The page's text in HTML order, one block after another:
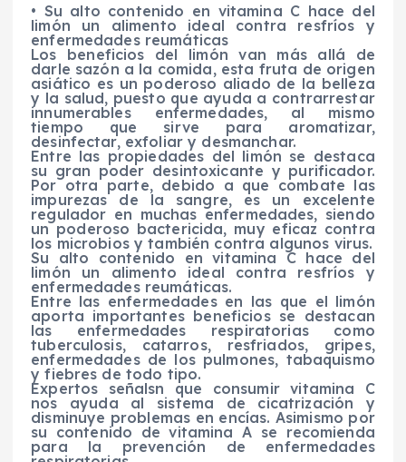
• Su alto contenido en vitamina C hace del
limón un alimento ideal contra resfríos y
enfermedades reumáticas
Los beneficios del limón van más allá de
darle sazón a la comida, esta fruta de origen
asiático es un poderoso aliado de la belleza
y la salud, puesto que ayuda a contrarrestar
innumerables enfermedades, al mismo
tiempo que sirve para aromatizar,
desinfectar, exfoliar y desmanchar.
Entre las propiedades del limón se destaca
su gran poder desintoxicante y purificador.
Por otra parte, debido a que combate las
impurezas de la sangre, es un excelente
regulador en muchas enfermedades, siendo
un poderoso bactericida, muy eficaz contra
los microbios y también contra algunos virus.
Su alto contenido en vitamina C hace del
limón un alimento ideal contra resfríos y
enfermedades reumáticas.
Entre las enfermedades en las que el limón
aporta importantes beneficios se destacan
las enfermedades respiratorias como
tuberculosis, catarros, resfriados, gripes,
enfermedades de los pulmones, tabaquismo
y fiebres de todo tipo.
Expertos señalsn que consumir vitamina C
nos ayuda al sistema de cicatrización y
disminuye problemas en encías. Asimismo por
su contenido de vitamina A se recomienda
para la prevención de enfermedades